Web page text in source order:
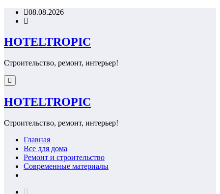
Перейти08.08.2026
HOTELTROPIC
Строительство, ремонт, интерьер!
HOTELTROPIC
Строительство, ремонт, интерьер!
Главная
Все для дома
Ремонт и строительство
Современные материалы